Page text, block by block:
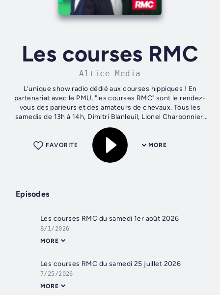
Les courses RMC
Altice Media
L’unique show radio dédié aux courses hippiques ! En
partenariat avec le PMU, "les courses RMC" sont le rendez-
vous des parieurs et des amateurs de chevaux. Tous les
samedis de 13h à 14h, Dimitri Blanleuil, Lionel Charbonnier,
Frédéric Kita et Mathieu...
MORE
FAVORITE
Episodes
Les courses RMC du samedi 1er août 2026
8/1/2026
MORE
Les courses RMC du samedi 25 juillet 2026
7/25/2026
MORE